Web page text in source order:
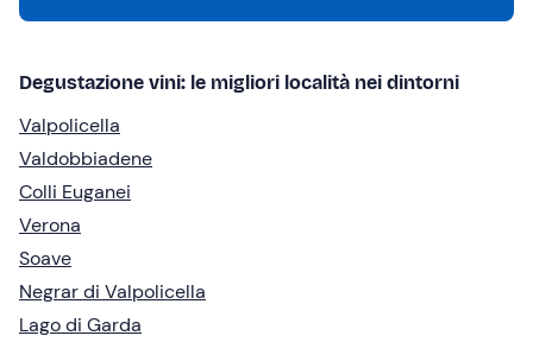
Degustazione vini: le migliori località nei dintorni
Valpolicella
Valdobbiadene
Colli Euganei
Verona
Soave
Negrar di Valpolicella
Lago di Garda